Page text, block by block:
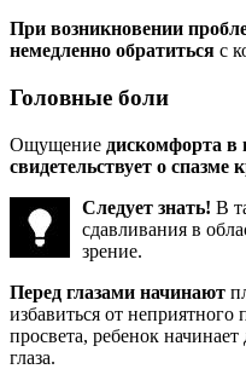
При возникновении
немедленно обратиться с
Головные боли
Ощущение дискомфорта в
свидетельствует о спазме
Следует знать! В
сдавливания в
зрение.
Перед глазами начинают
избавиться от неприятного
просвета, ребенок
глаза.